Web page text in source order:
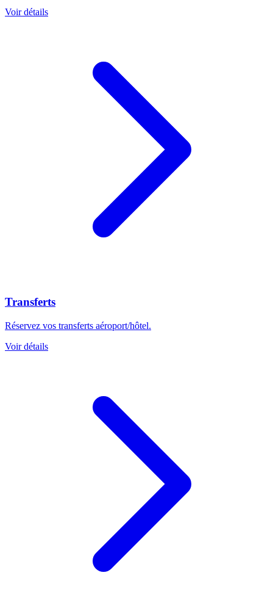
Voir détails
Transferts
Réservez vos transferts aéroport/hôtel.
Voir détails